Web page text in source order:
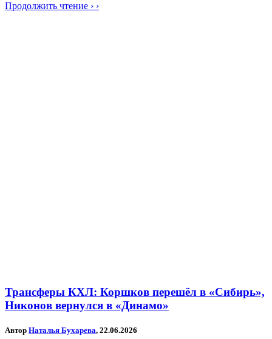
Продолжить чтение › ›
Трансферы КХЛ: Коршков перешёл в «Сибирь»,
Никонов вернулся в «Динамо»
Автор Наталья Бухарева, 22.06.2026